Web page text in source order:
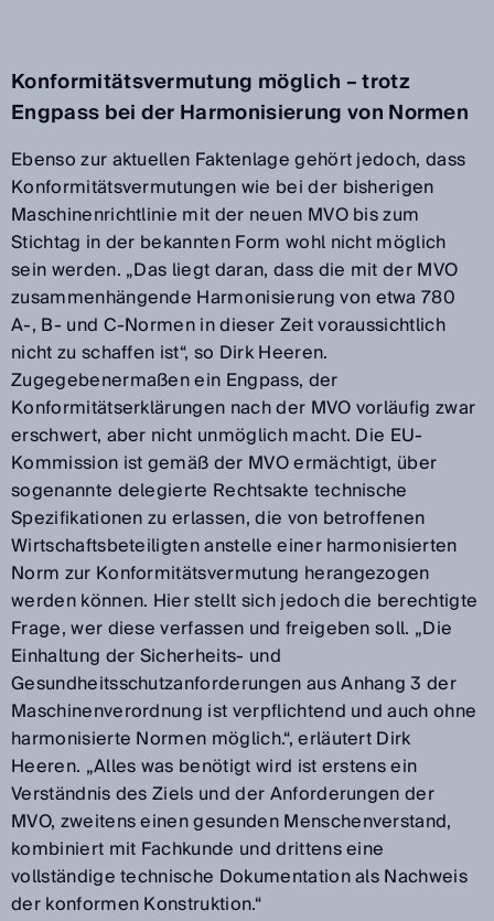
Konformitätsvermutung möglich – trotz
Engpass bei der Harmonisierung von Normen
Ebenso zur aktuellen Faktenlage gehört jedoch, dass
Konformitätsvermutungen wie bei der bisherigen
Maschinenrichtlinie mit der neuen MVO bis zum
Stichtag in der bekannten Form wohl nicht möglich
sein werden. „Das liegt daran, dass die mit der MVO
zusammenhängende Harmonisierung von etwa 780
A-, B- und C-Normen in dieser Zeit voraussichtlich
nicht zu schaffen ist“, so Dirk Heeren.
Zugegebenermaßen ein Engpass, der
Konformitätserklärungen nach der MVO vorläufig zwar
erschwert, aber nicht unmöglich macht. Die EU-
Kommission ist gemäß der MVO ermächtigt, über
sogenannte delegierte Rechtsakte technische
Spezifikationen zu erlassen, die von betroffenen
Wirtschaftsbeteiligten anstelle einer harmonisierten
Norm zur Konformitätsvermutung herangezogen
werden können. Hier stellt sich jedoch die berechtigte
Frage, wer diese verfassen und freigeben soll. „Die
Einhaltung der Sicherheits- und
Gesundheitsschutzanforderungen aus Anhang 3 der
Maschinenverordnung ist verpflichtend und auch ohne
harmonisierte Normen möglich.“, erläutert Dirk
Heeren. „Alles was benötigt wird ist erstens ein
Verständnis des Ziels und der Anforderungen der
MVO, zweitens einen gesunden Menschenverstand,
kombiniert mit Fachkunde und drittens eine
vollständige technische Dokumentation als Nachweis
der konformen Konstruktion.“